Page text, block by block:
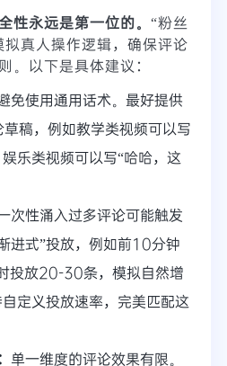
性永远是第一位的。 “粉丝
真人操作逻辑，确保评论
。以下是具体建议：
免使用通用话术。最好提供
稿，例如教学类视频可以写
乐类视频可以写“哈哈，这
次性涌入过多评论可能触发
进式”投放，例如前10分钟
投放20-30条，模拟自然增
定义投放速率，完美匹配这
单一维度的评论效果有限。